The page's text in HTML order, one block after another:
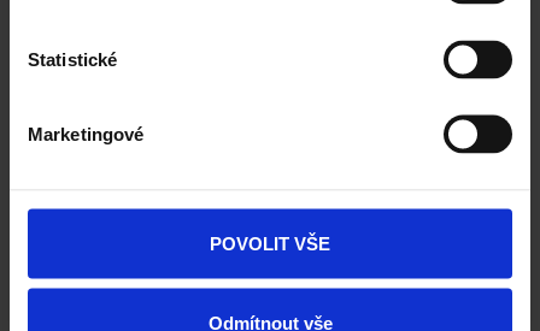
Statistické
Marketingové
POVOLIT VŠE
Odmítnout vše